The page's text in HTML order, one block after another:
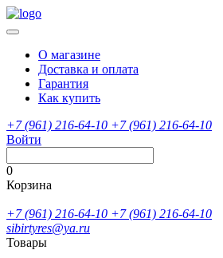
О магазине
Доставка и оплата
Гарантия
Как купить
+7 (961) 216-64-10 +7 (961) 216-64-10
Войти
0
Корзина
+7 (961) 216-64-10 +7 (961) 216-64-10
sibirtyres@ya.ru
Товары